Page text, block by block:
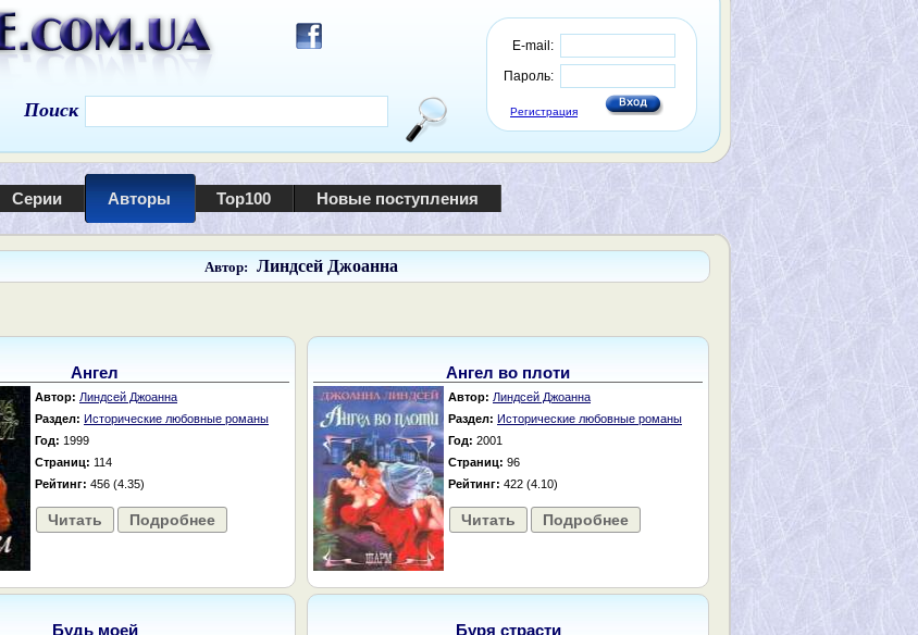
E-mail:
Пароль:
Регистрация
Поиск
Серии Авторы Top100 Новые поступления
Автор: Линдсей Джоанна
Ангел
Автор: Линдсей Джоанна
Раздел: Исторические любовные романы
Год: 1999
Страниц: 114
Рейтинг: 456 (4.35)
Читать Подробнее
Ангел во плоти
Автор: Линдсей Джоанна
Раздел: Исторические любовные романы
Год: 2001
Страниц: 96
Рейтинг: 422 (4.10)
Читать Подробнее
Будь моей Буря страсти